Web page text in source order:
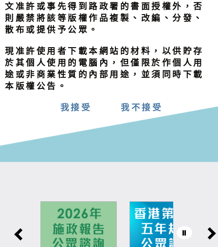
文准許或事先得到路政署的書面授權外，否
則嚴禁將該等版權作品複製、改編、分發、
散布或提供予公眾。
現准許使用者下載本網站的材料，以供貯存
於其個人使用的電腦內，但僅限於作個人用
途或非商業性質的內部用途，並須同時下載
本版權公告。
我接受 我不接受